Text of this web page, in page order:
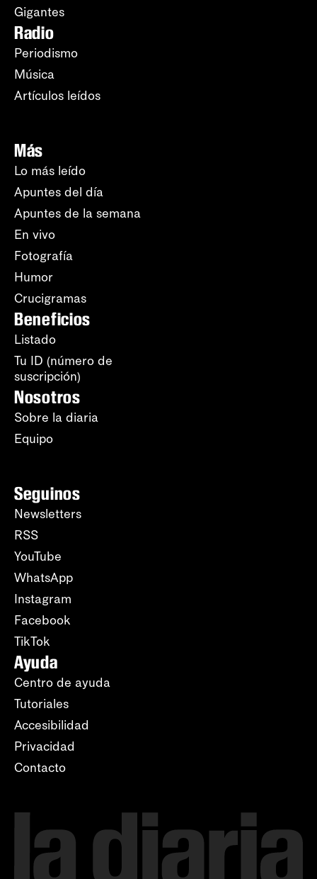
Gigantes
Radio
Periodismo
Música
Artículos leídos
Más
Lo más leído
Apuntes del día
Apuntes de la semana
En vivo
Fotografía
Humor
Crucigramas
Beneficios
Listado
Tu ID (número de
suscripción)
Nosotros
Sobre la diaria
Equipo
Seguinos
Newsletters
RSS
YouTube
WhatsApp
Instagram
Facebook
TikTok
Ayuda
Centro de ayuda
Tutoriales
Accesibilidad
Privacidad
Contacto